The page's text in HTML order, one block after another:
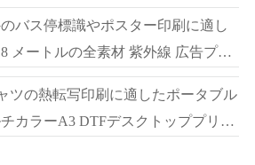
度 3D 壁プリンターです。
バス停標識やポスター印刷に適し
メートルの全素材 紫外線 広告プリ
。
ツの熱転写印刷に適したポータブル
カラーA3 DTFデスクトッププリン